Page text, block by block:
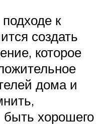
к
создать
которое
дома и
хорошего